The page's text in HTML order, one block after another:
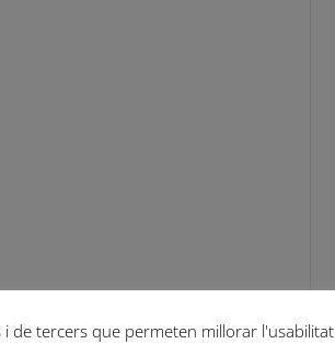
de tercers que permeten millorar l'usabilitat